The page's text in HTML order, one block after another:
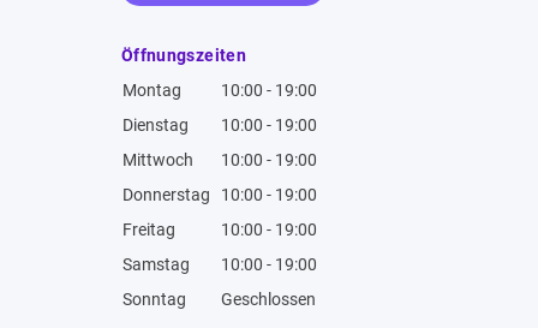
Öffnungszeiten
Montag
10:00 - 19:00
Dienstag
10:00 - 19:00
Mittwoch
10:00 - 19:00
Donnerstag
10:00 - 19:00
Freitag
10:00 - 19:00
Samstag
10:00 - 19:00
Sonntag
Geschlossen